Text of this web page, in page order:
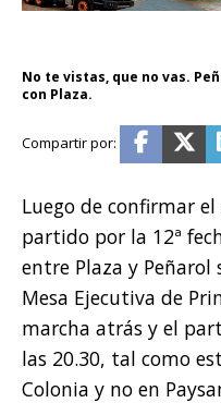
No te vistas, que no vas.
con Plaza.
Luego de confirmar
partido por la 12ª
entre Plaza y Peñarol
Mesa Ejecutiva de
marcha atrás y el
las 20.30, tal como
Colonia y no en